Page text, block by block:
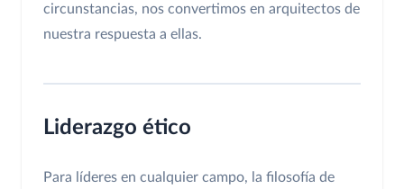
circunstancias, nos convertimos en arquitectos de
nuestra respuesta a ellas.
Liderazgo ético
Para líderes en cualquier campo, la filosofía de